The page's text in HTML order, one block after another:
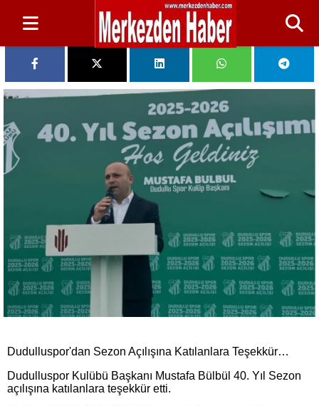
Dudulluspor'dan Sezon Açılışına Katılanlara Teşekkür…
Dudulluspor Kulübü Başkanı Mustafa Bülbül 40. Yıl Sezon
açılışına katılanlara teşekkür etti.